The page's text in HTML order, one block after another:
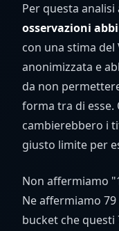
Per questa
osservazioni
con una stima
anonimizzata e
da non
forma tra di
cambierebbero i
giusto limite per
Non affermiamo
Ne affermiamo
bucket che